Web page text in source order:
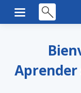
Aprender